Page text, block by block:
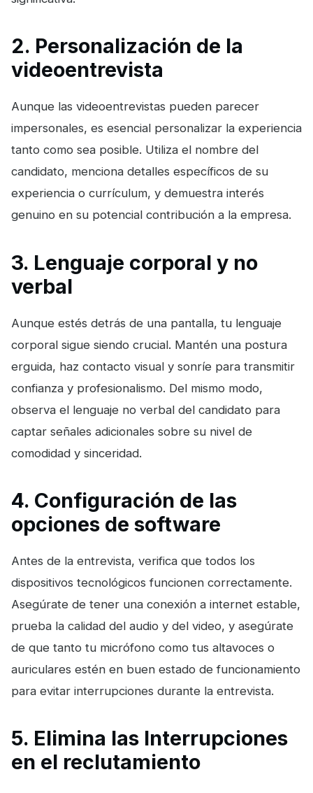
2. Personalización de la
videoentrevista
Aunque las videoentrevistas pueden parecer
impersonales, es esencial personalizar la experiencia
tanto como sea posible. Utiliza el nombre del
candidato, menciona detalles específicos de su
experiencia o currículum, y demuestra interés
genuino en su potencial contribución a la empresa.
3. Lenguaje corporal y no
verbal
Aunque estés detrás de una pantalla, tu lenguaje
corporal sigue siendo crucial. Mantén una postura
erguida, haz contacto visual y sonríe para transmitir
confianza y profesionalismo. Del mismo modo,
observa el lenguaje no verbal del candidato para
captar señales adicionales sobre su nivel de
comodidad y sinceridad.
4. Configuración de las
opciones de software
Antes de la entrevista, verifica que todos los
dispositivos tecnológicos funcionen correctamente.
Asegúrate de tener una conexión a internet estable,
prueba la calidad del audio y del video, y asegúrate
de que tanto tu micrófono como tus altavoces o
auriculares estén en buen estado de funcionamiento
para evitar interrupciones durante la entrevista.
5. Elimina las Interrupciones
en el reclutamiento